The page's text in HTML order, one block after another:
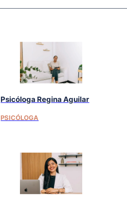
Psicóloga Regina Aguilar
PSICÓLOGA